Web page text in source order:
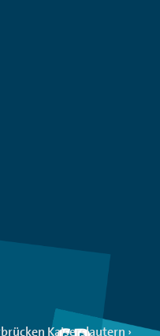
Kaiserslautern